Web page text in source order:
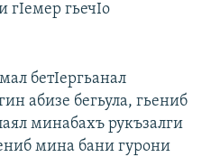
гIемер гьечIо
бетIергьанал
абизе бегьула, гьениб
минабахъ рукъзалги
мина бани гурони